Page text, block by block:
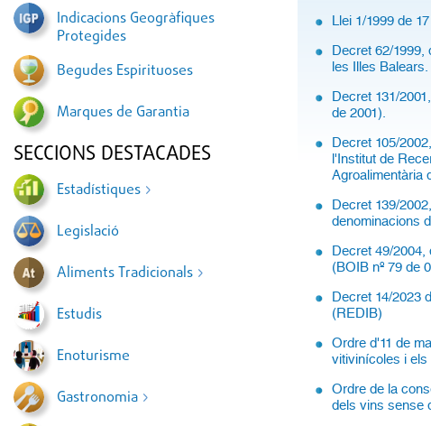
Indicacions Geogràfiques
Protegides
Begudes Espirituoses
Marques de Garantia
SECCIONS DESTACADES
Estadístiques
Legislació
Aliments Tradicionals
Estudis
Enoturisme
Gastronomia
Llei 1/1999 de
Decret 62/1999,
les Illes Balears.
Decret 131/
de 2001).
Decret 105/
l'Institut de
Agroalimentària
Decret 139/
denominacions
Decret 49/2004,
(BOIB nº 79 de
Decret 14/2023
(REDIB)
Ordre d'11 de
vitivinícoles i els
Ordre de la
dels vins sense